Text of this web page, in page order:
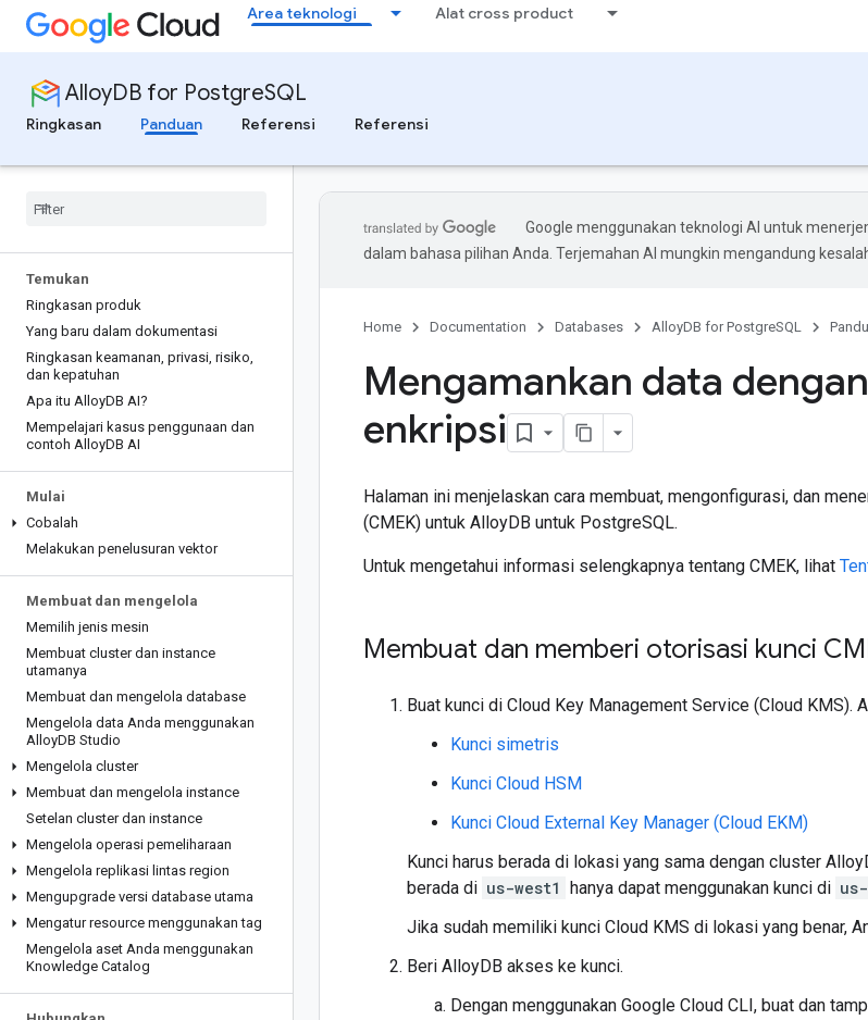
Area teknologi Alat cross product
AlloyDB for PostgreSQL
Ringkasan
Panduan Referensi Referensi
Temukan
Ringkasan produk
Yang baru dalam dokumentasi
Ringkasan keamanan, privasi, risiko,
dan kepatuhan
Apa itu AlloyDB AI?
Mempelajari kasus penggunaan dan
contoh AlloyDB AI
Mulai
Cobalah
Melakukan penelusuran vektor
Membuat dan mengelola
Memilih jenis mesin
Membuat cluster dan instance
utamanya
Membuat dan mengelola database
Mengelola data Anda menggunakan
AlloyDB Studio
Mengelola cluster
Membuat dan mengelola instance
Setelan cluster dan instance
Mengelola operasi pemeliharaan
Mengelola replikasi lintas region
Mengupgrade versi database utama
Mengatur resource menggunakan tag
Mengelola aset Anda menggunakan
Knowledge Catalog
Google menggunakan teknologi AI untuk
dalam bahasa pilihan Anda. Terjemahan AI mungkin mengandung
Home Documentation Databases AlloyDB for PostgreSQL
Mengamankan data
enkripsi
Halaman ini menjelaskan cara membuat, mengonfigurasi, dan
(CMEK) untuk AlloyDB untuk PostgreSQL.
Untuk mengetahui informasi selengkapnya tentang CMEK, lihat
Membuat dan memberi otorisasi kunci
Buat kunci di Cloud Key Management Service (Cloud KMS).
Kunci simetris
Kunci Cloud HSM
Kunci Cloud External Key Manager (Cloud EKM)
Kunci harus berada di lokasi yang sama dengan cluster
berada di us-west1 hanya dapat menggunakan kunci di
Jika sudah memiliki kunci Cloud KMS di lokasi yang benar,
Beri AlloyDB akses ke kunci.
Dengan menggunakan Google Cloud CLI, buat dan